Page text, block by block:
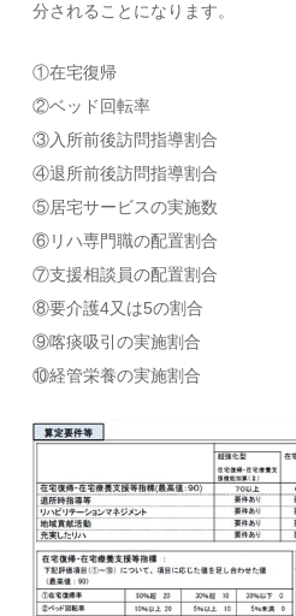
分されることになります。
①在宅復帰
②ベッド回転率
③入所前後訪問指導割合
④退所前後訪問指導割合
⑤居宅サービスの実施数
⑥リハ専門職の配置割合
⑦支援相談員の配置割合
⑧要介護4又は5の割合
⑨喀痰吸引の実施割合
⑩経管栄養の実施割合